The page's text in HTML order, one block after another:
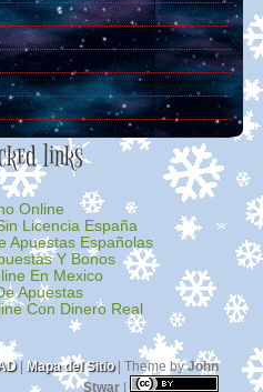
links
Online
Licencia España
Apuestas Españolas
Y Bonos
En Mexico
Apuestas
Con Dinero Real
| Mapa del Sitio| Theme byJohn
Stwar |